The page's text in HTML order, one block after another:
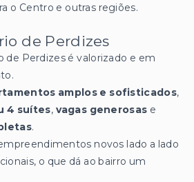
o Centro e outras regiões.
de Perdizes
de Perdizes é valorizado e em
amplos e sofisticados,
4 suítes, vagas generosas e
.
novos lado a lado
o que dá ao bairro um